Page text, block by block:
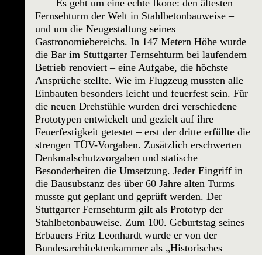
Es geht um eine echte Ikone: den ältesten
Fernsehturm der Welt in Stahlbetonbauweise –
und um die Neugestaltung seines
Gastronomiebereichs. In 147 Metern Höhe wurde
die Bar im Stuttgarter Fernsehturm bei laufendem
Betrieb renoviert – eine Aufgabe, die höchste
Ansprüche stellte. Wie im Flugzeug mussten alle
Einbauten besonders leicht und feuerfest sein. Für
die neuen Drehstühle wurden drei verschiedene
Prototypen entwickelt und gezielt auf ihre
Feuerfestigkeit getestet – erst der dritte erfüllte die
strengen TÜV-Vorgaben. Zusätzlich erschwerten
Denkmalschutzvorgaben und statische
Besonderheiten die Umsetzung. Jeder Eingriff in
die Bausubstanz des über 60 Jahre alten Turms
musste gut geplant und geprüft werden. Der
Stuttgarter Fernsehturm gilt als Prototyp der
Stahlbetonbauweise. Zum 100. Geburtstag seines
Erbauers Fritz Leonhardt wurde er von der
Bundesarchitektenkammer als „Historisches